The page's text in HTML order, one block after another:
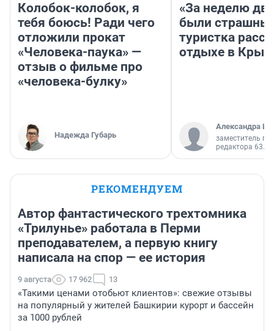
Колобок-колобок, я
тебя боюсь! Ради чего
отложили прокат
«Человека-паука» —
отзыв о фильме про
«человека-булку»
Надежда Губарь
«За неделю
были
туристка
отдыхе в
Александра
заместитель
редактора 63.RU
РЕКОМЕНДУЕМ
Автор фантастического трехтомника
«Трилунье» работала в Перми
преподавателем, а первую книгу
написала на спор — ее история
9 августа 17 962 13
«Такими ценами отобьют клиентов»: свежие отзывы
на популярный у жителей Башкирии курорт и бассейн
за 1000 рублей